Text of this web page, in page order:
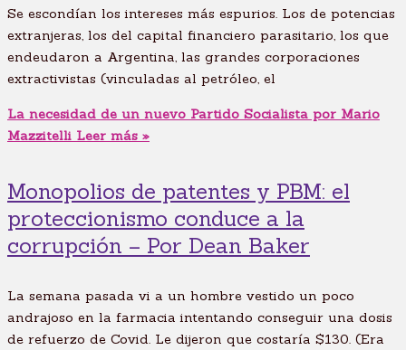
Se escondían los intereses más espurios. Los de potencias
extranjeras, los del capital financiero parasitario, los que
endeudaron a Argentina, las grandes corporaciones
extractivistas (vinculadas al petróleo, el
La necesidad de un nuevo Partido Socialista por Mario
Mazzitelli Leer más »
Monopolios de patentes y PBM: el
proteccionismo conduce a la
corrupción – Por Dean Baker
La semana pasada vi a un hombre vestido un poco
andrajoso en la farmacia intentando conseguir una dosis
de refuerzo de Covid. Le dijeron que costaría $130. (Era